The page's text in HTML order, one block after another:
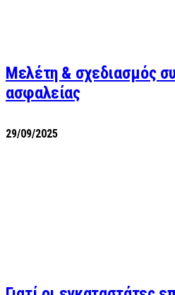
Μελέτη & σχεδιασμός
ασφαλείας
29/09/2025